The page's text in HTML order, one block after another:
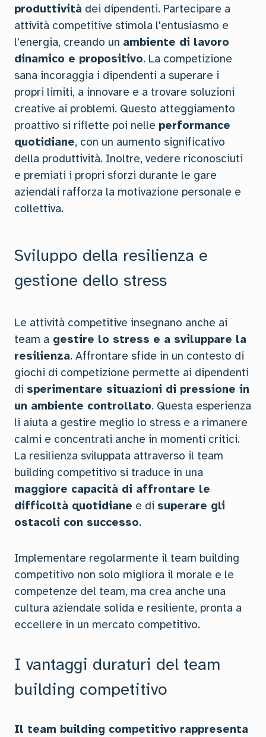
produttività dei dipendenti. Partecipare a
attività competitive stimola l'entusiasmo e
l'energia, creando un ambiente di lavoro
dinamico e propositivo. La competizione
sana incoraggia i dipendenti a superare i
propri limiti, a innovare e a trovare soluzioni
creative ai problemi. Questo atteggiamento
proattivo si riflette poi nelle performance
quotidiane, con un aumento significativo
della produttività. Inoltre, vedere riconosciuti
e premiati i propri sforzi durante le gare
aziendali rafforza la motivazione personale e
collettiva.
Sviluppo della resilienza e
gestione dello stress
Le attività competitive insegnano anche ai
team a gestire lo stress e a sviluppare la
resilienza. Affrontare sfide in un contesto di
giochi di competizione permette ai dipendenti
di sperimentare situazioni di pressione in
un ambiente controllato. Questa esperienza
li aiuta a gestire meglio lo stress e a rimanere
calmi e concentrati anche in momenti critici.
La resilienza sviluppata attraverso il team
building competitivo si traduce in una
maggiore capacità di affrontare le
difficoltà quotidiane e di superare gli
ostacoli con successo.
Implementare regolarmente il team building
competitivo non solo migliora il morale e le
competenze del team, ma crea anche una
cultura aziendale solida e resiliente, pronta a
eccellere in un mercato competitivo.
I vantaggi duraturi del team
building competitivo
Il team building competitivo rappresenta